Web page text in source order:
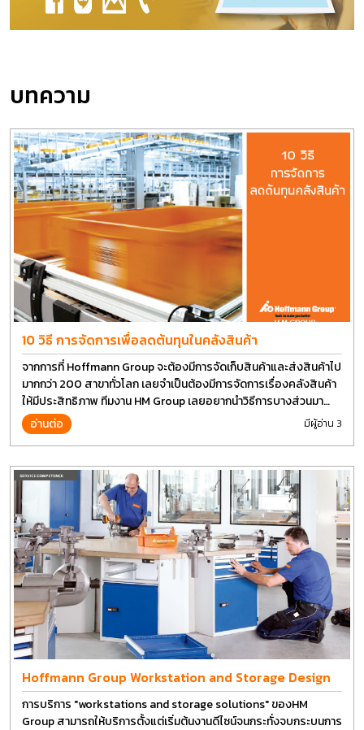
บทความ
10 วิธี การจัดการเพื่อลดต้นทุนในคลังสินค้า
จากการที่ Hoffmann Group จะต้องมีการจัดเก็บสินค้าและส่งสินค้าไป
มากกว่า 200 สาขาทั่วโลก เลยจำเป็นต้องมีการจัดการเรื่องคลังสินค้า
ให้มีประสิทธิภาพ ทีมงาน HM Group เลยอยากนำวิธีการบางส่วนมา
แบ่งปันกัน
อ่านต่อ มีผู้อ่าน 3
Hoffmann Group Workstation and Storage Design
การบริการ "workstations and storage solutions" ของHM
Group สามารถให้บริการตั้งแต่เริ่มต้นงานดีไซน์จนกระทั่งจบกระบนการ